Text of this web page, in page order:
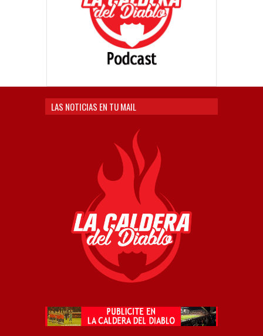
LAS NOTICIAS EN TU MAIL